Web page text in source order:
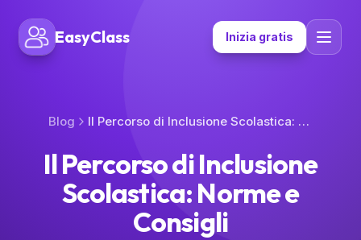
EasyClass Inizia gratis
Blog Il Percorso di Inclusione Scolastica: Norme e Consigli
Il Percorso di Inclusione
Scolastica: Norme e
Consigli